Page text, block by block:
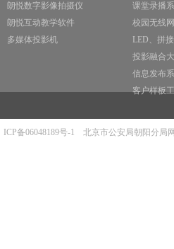
朗悦数字影像拍摄仪
朗悦互动教学软件
多媒体投影机
课堂录播
校园无线
LED、拼
投影融合
信息发布
客户样板
ICP备06048189号-1 北京市公安局朝阳分局